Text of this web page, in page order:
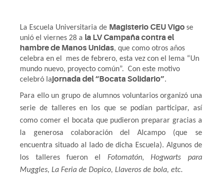
La Escuela Universitaria de Magisterio CEU Vigose
unió el viernes 28 a la LV Campaña contra el
hambre de Manos Unidas, que como otros años
celebra en el
mes de febrero, esta vez con el lema “Un
mundo nuevo, proyecto común”. Con este motivo
celebró la jornada del “Bocata Solidario”.
Para ello un grupo de alumnos voluntarios organizó una
serie de talleres en los que se podían participar, así
como comer el bocata que pudieron preparar gracias a
la generosa colaboración del Alcampo (que se
encuentra situado al lado de dicha Escuela). Algunos de
los talleres fueron el Fotomatón, Hogwarts para
Muggles, La Feria de Dopico, Llaveros de bola, etc.